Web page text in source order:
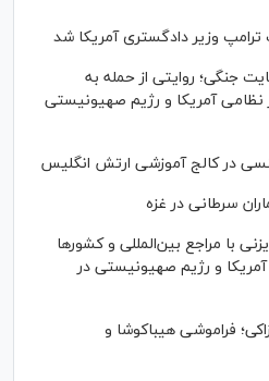
وزیر دادگستری آمریکا شد
جنگی؛ روایتی از حمله به
نظامی آمریکا و رژیم صهیونیستی
در کالج آموزشی ارتش انگلیس
سرطانی در غزه
با مراجع بین‌المللی و کشور‌ها
و رژیم صهیونیستی در
فراموشی هیباکوشا و